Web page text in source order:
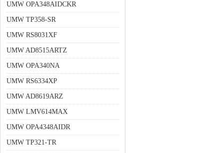
UMW OPA348AIDCKR
UMW TP358-SR
UMW RS8031XF
UMW AD8515ARTZ
UMW OPA340NA
UMW RS6334XP
UMW AD8619ARZ
UMW LMV614MAX
UMW OPA4348AIDR
UMW TP321-TR